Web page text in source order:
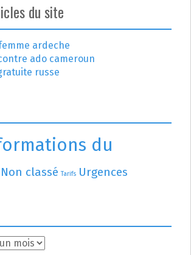
du site
ardeche
ado cameroun
russe
du
Non classé Tarifs Urgences